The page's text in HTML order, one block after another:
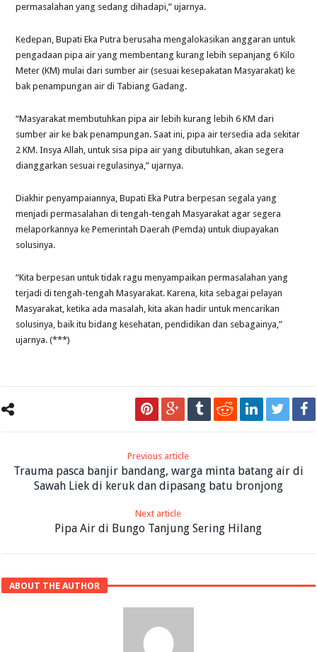
permasalahan yang sedang dihadapi,” ujarnya.
Kedepan, Bupati Eka Putra berusaha mengalokasikan anggaran untuk
pengadaan pipa air yang membentang kurang lebih sepanjang 6 Kilo
Meter (KM) mulai dari sumber air (sesuai kesepakatan Masyarakat) ke
bak penampungan air di Tabiang Gadang.
“Masyarakat membutuhkan pipa air lebih kurang lebih 6 KM dari
sumber air ke bak penampungan. Saat ini, pipa air tersedia ada sekitar
2 KM. Insya Allah, untuk sisa pipa air yang dibutuhkan, akan segera
dianggarkan sesuai regulasinya,” ujarnya.
Diakhir penyampaiannya, Bupati Eka Putra berpesan segala yang
menjadi permasalahan di tengah-tengah Masyarakat agar segera
melaporkannya ke Pemerintah Daerah (Pemda) untuk diupayakan
solusinya.
“Kita berpesan untuk tidak ragu menyampaikan permasalahan yang
terjadi di tengah-tengah Masyarakat. Karena, kita sebagai pelayan
Masyarakat, ketika ada masalah, kita akan hadir untuk mencarikan
solusinya, baik itu bidang kesehatan, pendidikan dan sebagainya,”
ujarnya. (***)
Previous article
Trauma pasca banjir bandang, warga minta batang air di
Sawah Liek di keruk dan dipasang batu bronjong
Next article
Pipa Air di Bungo Tanjung Sering Hilang
ABOUT THE AUTHOR